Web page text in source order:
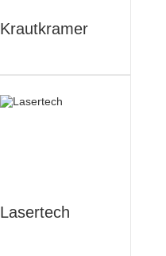
Krautkramer
Lasertech